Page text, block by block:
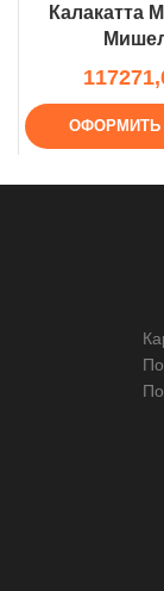
Калакатта
ОФОРМИТЬ